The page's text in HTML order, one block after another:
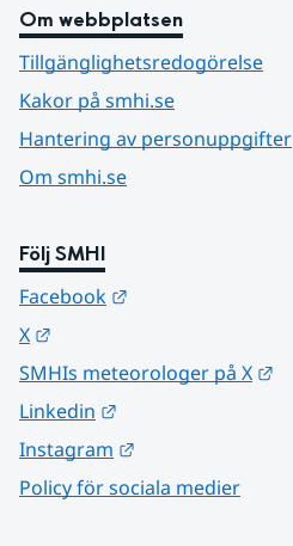
Om webbplatsen
Tillgänglighetsredogörelse
Kakor på smhi.se
Hantering av personuppgifter
Om smhi.se
Följ SMHI
Facebook
X
SMHIs meteorologer på X
Linkedin
Instagram
Policy för sociala medier